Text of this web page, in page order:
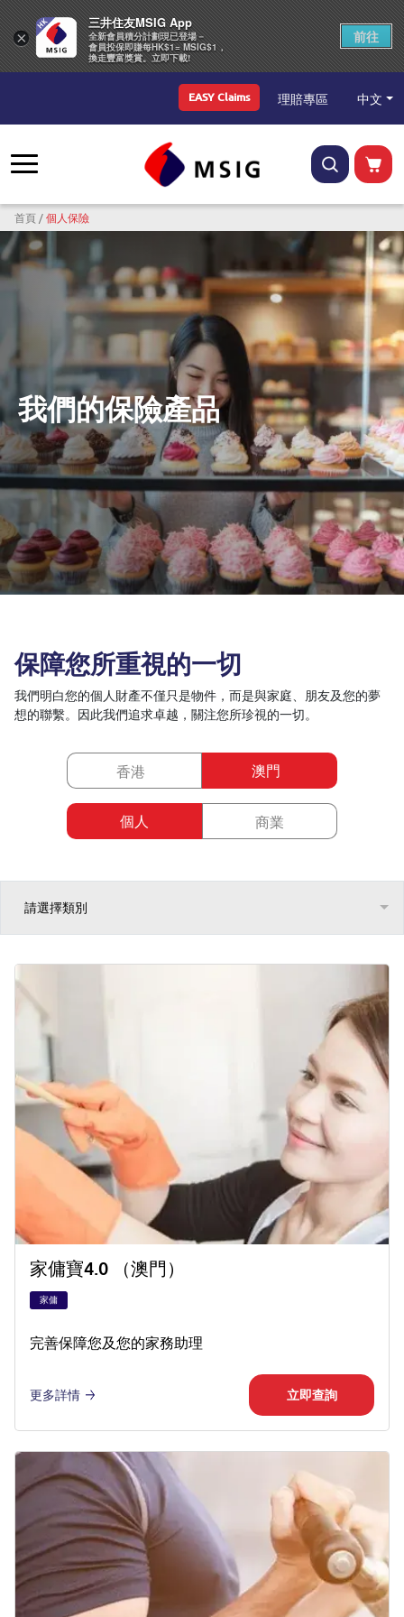
Top Menu
EASY Claims 理賠專區 中文
導航連結
首頁 個人保險
我們的保險產品
保障您所重視的一切
我們明白您的個人財產不僅只是物件，而是與家庭、朋友及您的夢
想的聯繫。因此我們追求卓越，關注您所珍視的一切。
香港 澳門
個人 商業
請選擇類別
家傭寶4.0 （澳門）
家傭
完善保障您及您的家務助理
更多詳情 立即查詢
×
三井住友MSIG App
全新會員積分計劃現已登場－
會員投保即賺每HK$1= MSIG$1，
換走豐富獎賞。立即下載!
前往